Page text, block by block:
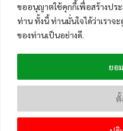
ขออนุญาตใช้คุกกี้เพื่อสร้างปร
ท่าน ทั้งนี้ ท่านมั่นใจได้ว่าเรา
ของท่านเป็นอย่างดี.
ตั้
ยอ